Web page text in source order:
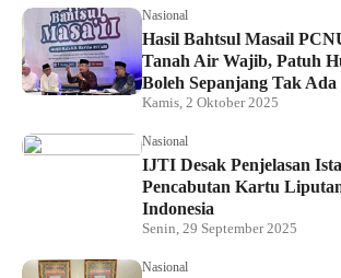
Nasional
Hasil Bahtsul Masail
Tanah Air Wajib, Patuh
Boleh Sepanjang Tak
Kamis, 2 Oktober 2025
Nasional
IJTI Desak Penjelasan
Pencabutan Kartu
Indonesia
Senin, 29 September 2025
Nasional